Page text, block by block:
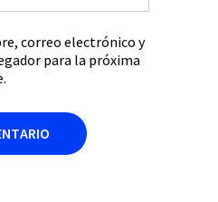
correo electrónico y
para la próxima